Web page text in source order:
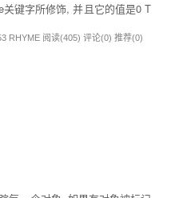
键字所修饰, 并且它的值是0 T
RHYME 阅读(405) 评论(0) 推荐(0)